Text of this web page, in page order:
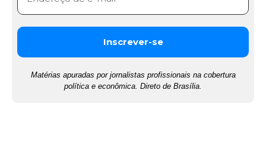
Matérias apuradas por jornalistas profissionais na cobertura
política e econômica. Direto de Brasília.